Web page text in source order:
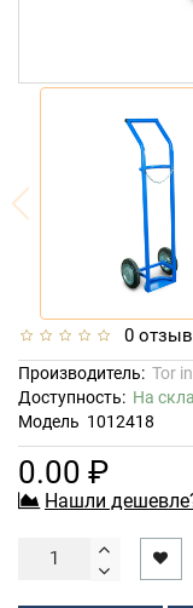
0
Производитель: Tor
Доступность: На
Модель 1012418
0.00 ₽
Нашли